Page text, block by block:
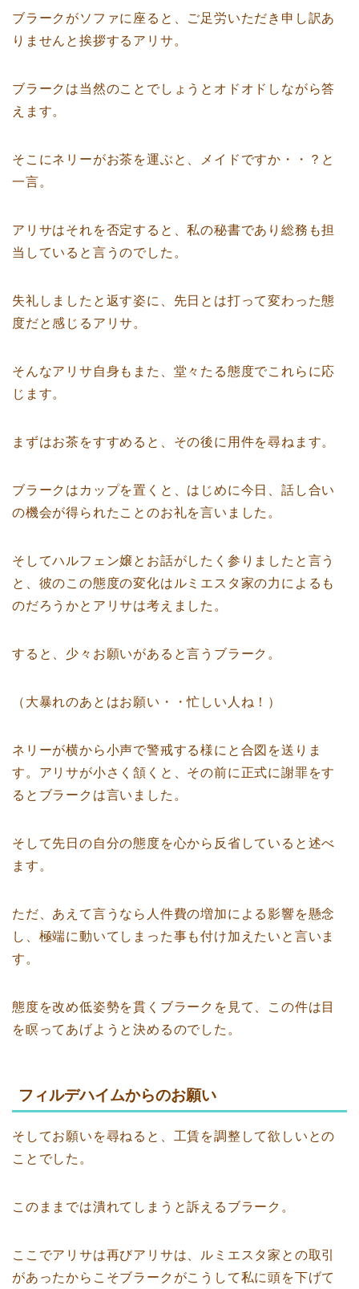
ブラークがソファに座ると、ご足労いただき申し訳あ
りませんと挨拶するアリサ。
ブラークは当然のことでしょうとオドオドしながら答
えます。
そこにネリーがお茶を運ぶと、メイドですか・・？と
一言。
アリサはそれを否定すると、私の秘書であり総務も担
当していると言うのでした。
失礼しましたと返す姿に、先日とは打って変わった態
度だと感じるアリサ。
そんなアリサ自身もまた、堂々たる態度でこれらに応
じます。
まずはお茶をすすめると、その後に用件を尋ねます。
ブラークはカップを置くと、はじめに今日、話し合い
の機会が得られたことのお礼を言いました。
そしてハルフェン嬢とお話がしたく参りましたと言う
と、彼のこの態度の変化はルミエスタ家の力によるも
のだろうかとアリサは考えました。
すると、少々お願いがあると言うブラーク。
（大暴れのあとはお願い・・忙しい人ね！）
ネリーが横から小声で警戒する様にと合図を送りま
す。アリサが小さく頷くと、その前に正式に謝罪をす
るとブラークは言いました。
そして先日の自分の態度を心から反省していると述べ
ます。
ただ、あえて言うなら人件費の増加による影響を懸念
し、極端に動いてしまった事も付け加えたいと言いま
す。
態度を改め低姿勢を貫くブラークを見て、この件は目
を瞑ってあげようと決めるのでした。
フィルデハイムからのお願い
そしてお願いを尋ねると、工賃を調整して欲しいとの
ことでした。
このままでは潰れてしまうと訴えるブラーク。
ここでアリサは再びアリサは、ルミエスタ家との取引
があったからこそブラークがこうして私に頭を下げて